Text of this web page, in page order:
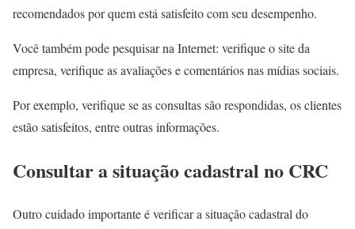
recomendados por quem está satisfeito com seu desempenho.
Você também pode pesquisar na Internet: verifique o site da
empresa, verifique as avaliações e comentários nas mídias sociais.
Por exemplo, verifique se as consultas são respondidas, os clientes
estão satisfeitos, entre outras informações.
Consultar a situação cadastral no CRC
Outro cuidado importante é verificar a situação cadastral do